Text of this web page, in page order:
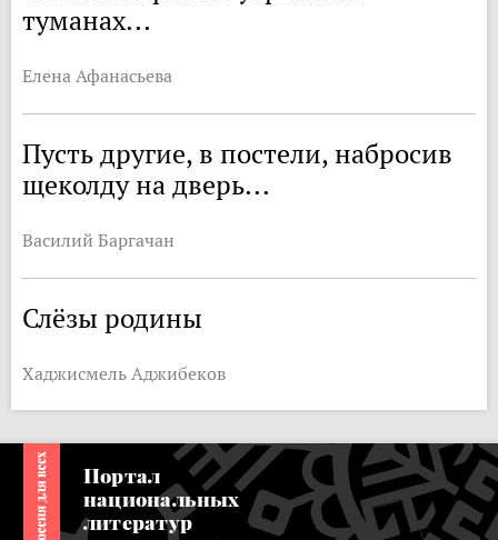
туманах...
Елена Афанасьева
Пусть другие, в постели, набросив
щеколду на дверь...
Василий Баргачан
Слёзы родины
Хаджисмель Аджибеков
Портал
национальных
литератур